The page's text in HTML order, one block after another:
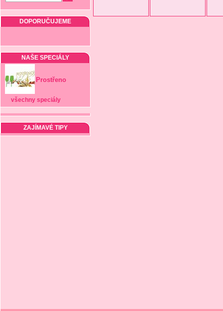
DOPORUČUJEME
NAŠE SPECIÁLY
Prostřeno
všechny speciály
ZAJÍMAVÉ TIPY